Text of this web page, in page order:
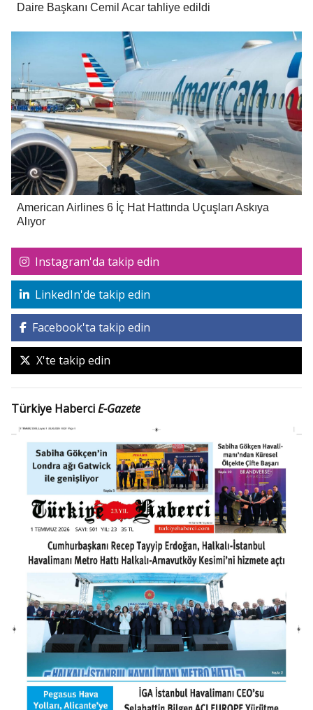
Daire Başkanı Cemil Acar tahliye edildi
American Airlines 6 İç Hat Hattında Uçuşları Askıya
Alıyor
Instagram'da takip edin
LinkedIn'de takip edin
Facebook'ta takip edin
X'te takip edin
Türkiye HaberciE-Gazete